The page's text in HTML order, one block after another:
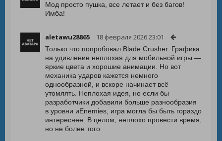
Мод просто пушка, все летает и без багов!
Имба!
aletawu28865 18 февраля 2026 23:01
Только что попробовал Blade Crusher. Графика
на удивление неплохая для мобильной игры —
яркие цвета и хорошие анимации. Но вот
механика ударов кажется немного
однообразной, и вскоре начинает всё
утомлять. Неплохая идея, но если бы
разработчики добавили больше разнообразия
в уровни иEnemies, игра могла бы быть гораздо
интереснее. В целом, неплохо провести время,
но не более того.